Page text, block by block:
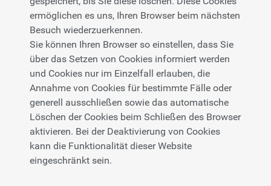
ermöglichen es uns, Ihren Browser beim nächsten
Besuch wiederzuerkennen.
Sie können Ihren Browser so einstellen, dass Sie
über das Setzen von Cookies informiert werden
und Cookies nur im Einzelfall erlauben, die
Annahme von Cookies für bestimmte Fälle oder
generell ausschließen sowie das automatische
Löschen der Cookies beim Schließen des Browser
aktivieren. Bei der Deaktivierung von Cookies
kann die Funktionalität dieser Website
eingeschränkt sein.